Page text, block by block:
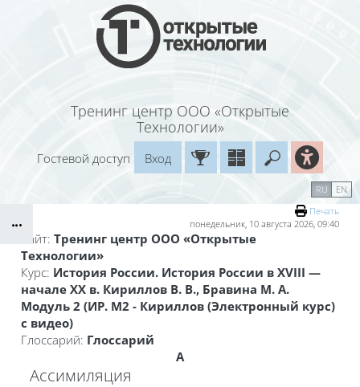
Перейти к основному содержанию
Тренинг центр ООО «Открытые
Технологии»
Введите
Гостевой доступ
Вход
Маршрут внедрения
RU EN
Печать
понедельник, 10 августа 2026, 09:40
Сайт: Тренинг центр ООО «Открытые
Технологии»
Курс: История России. История России в XVIII —
начале XX в. Кириллов В. В., Бравина М. А.
Модуль 2 (ИР. М2 - Кириллов (Электронный курс)
с видео)
Глоссарий: Глоссарий
А
Ассимиляция